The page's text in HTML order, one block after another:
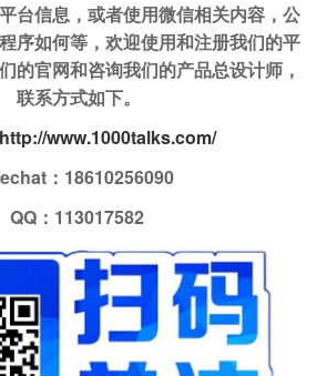
台信息，或者使用微信相关内容，公
序如何等，欢迎使用和注册我们的平
的官网和咨询我们的产品总设计师，
联系方式如下。
http://www.1000talks.com/
：18610256090
QQ：113017582